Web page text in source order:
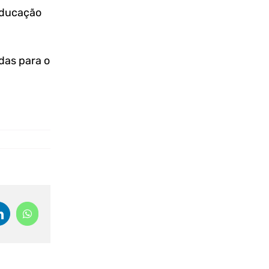
para o
WhatsApp